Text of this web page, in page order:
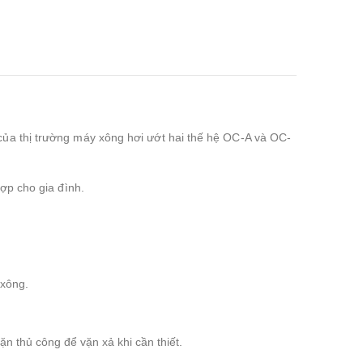
thị trường máy xông hơi ướt hai thế hệ OC-A và OC-
cho gia đình.
thủ công để vặn xả khi cần thiết.